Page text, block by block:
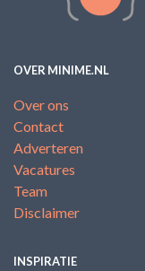
OVER MINIME.NL
Over ons
Contact
Adverteren
Vacatures
Team
Disclaimer
INSPIRATIE